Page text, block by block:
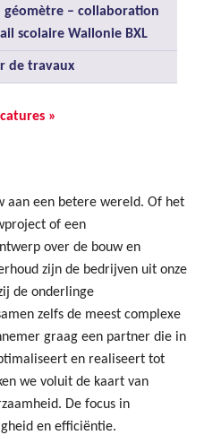
– collaboration
scolaire Wallonie BXL
de travaux
»
aan een betere wereld. Of het
of een
over de bouw en
zijn de bedrijven uit onze
de onderlinge
zelfs de meest complexe
graag een partner die in
en realiseert tot
we voluit de kaart van
De focus in
en efficiëntie.